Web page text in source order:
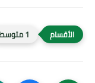
1 متوسط